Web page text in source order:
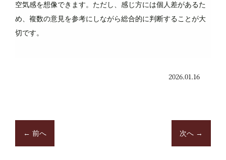
空気感を想像できます。ただし、感じ方には個人差があるた
め、複数の意見を参考にしながら総合的に判断することが大
切です。
2026.01.16
← 前へ 次へ →